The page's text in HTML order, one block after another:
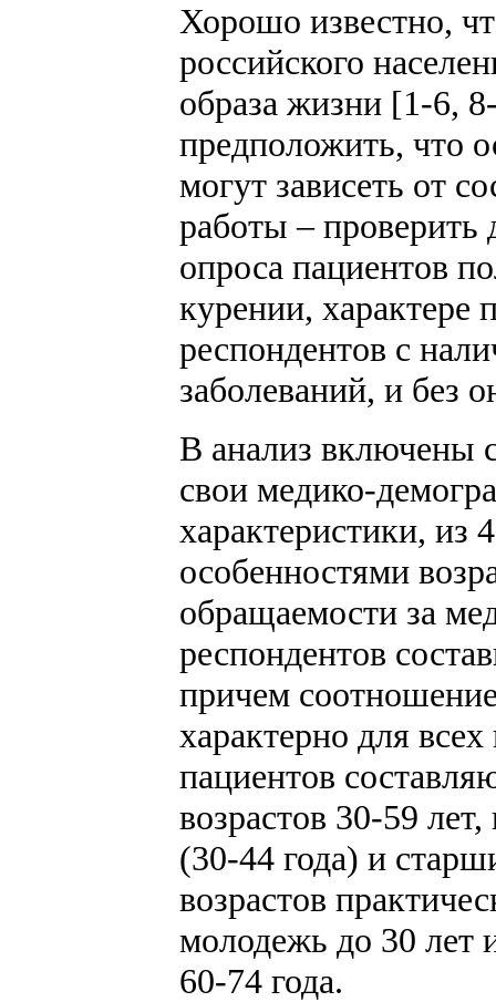
Хорошо известно,
российского
образа жизни [1-6,
предположить, что
могут зависеть от
работы – проверить
опроса пациентов
курении, характере
респондентов с
заболеваний, и без
В анализ включены
свои медико-
характеристики, из
особенностями
обращаемости за
респондентов
причем
характерно для
пациентов
возрастов 30-59
(30-44 года) и
возрастов
молодежь до 30 лет
60-74 года.